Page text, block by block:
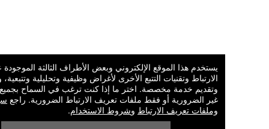
يستخدم هذا الموقع الإلكتروني وبعض الأطراف الثالثة الموجودة عليه ملفات
الارتباط وتقنيات التتبع الأخرى لأغراض وظيفية وتحليلية وتتبعية، وذلك لفهم
وتقديم خدمة مخصصة. اختر ما إذا كنت ترغب في السماح بجميع ملفات
غير الضرورية أو فقط ملفات تعريف الارتباط الضرورية. راجعسياسة
وملفات تعريف الارتباطوشروط الاستخدام.